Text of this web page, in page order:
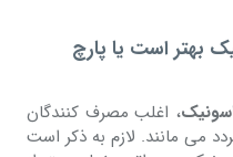
بهتر است یا پارچ
، اغلب مصرف کنندگان
می مانند. لازم به ذکر است